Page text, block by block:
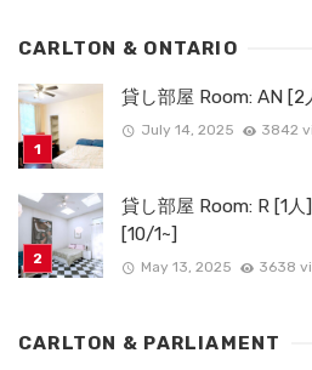
CARLTON & ONTARIO
貸し部屋 Room: AN [2
July 14, 2025 3842
貸し部屋 Room: R [1
[10/1~]
May 13, 2025 3638
CARLTON & PARLIAMENT